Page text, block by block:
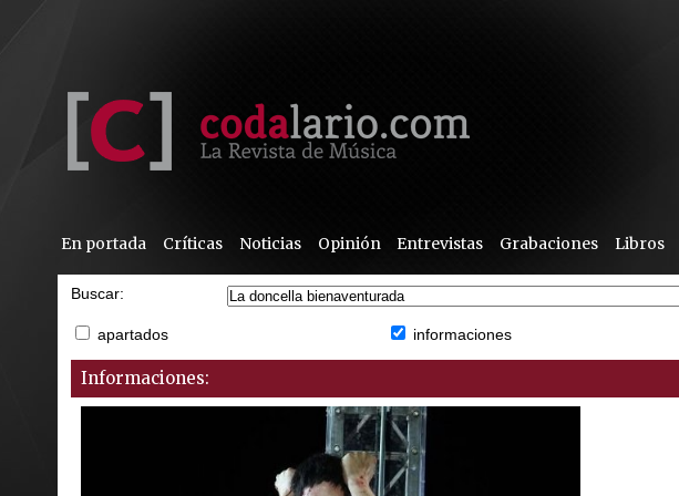
En portada Críticas Noticias Opinión Entrevistas Grabaciones Libros
Buscar:
apartados informaciones
Informaciones: